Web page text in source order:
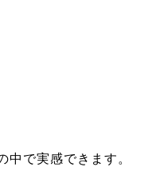
中で実感できます。